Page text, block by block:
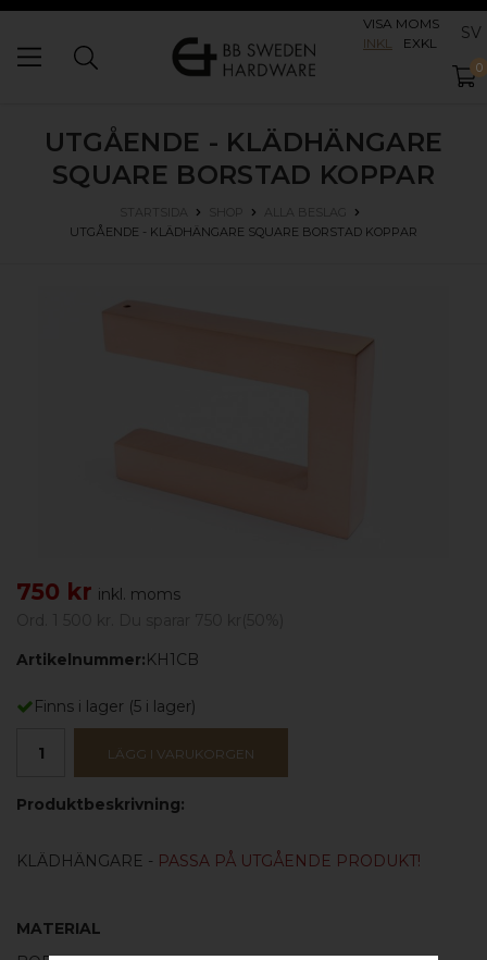
VISA MOMS
INKL
EXKL SV
0
UTGÅENDE - KLÄDHÄNGARE
SQUARE BORSTAD KOPPAR
STARTSIDA SHOP
ALLA BESLAG
UTGÅENDE - KLÄDHÄNGARE SQUARE BORSTAD KOPPAR
750 kr inkl. moms
Artikelnummer:KH1CB
Finns i lager (5 i lager)
LÄGG I VARUKORGEN
Produktbeskrivning:
KLÄDHÄNGARE - PASSA PÅ UTGÅENDE PRODUKT!
MATERIAL